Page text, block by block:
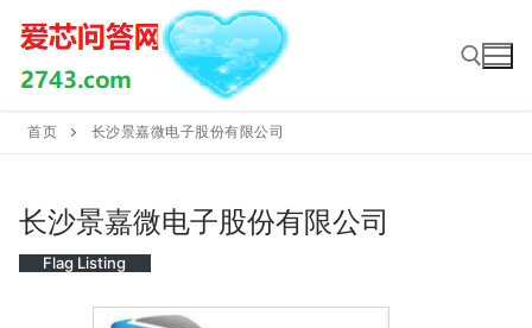
Skip
content
首页 长沙景嘉微电子股份有限公司
长沙景嘉微电子股份有限公司
Flag Listing